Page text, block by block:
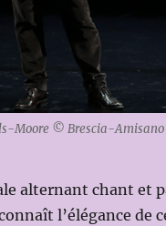
Moore © Brescia-Amisano
alternant chant et
l’élégance de